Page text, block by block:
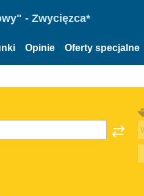
- Zwycięzca*
Opinie Oferty specjalne